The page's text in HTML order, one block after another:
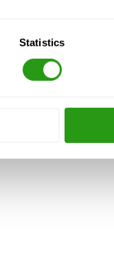
Statistics
1